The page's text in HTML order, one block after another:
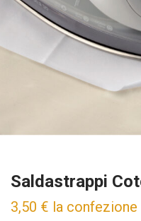
Saldastrappi
3,50 € la confezione